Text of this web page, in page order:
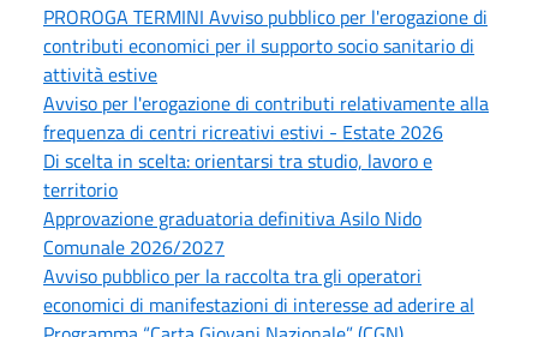
PROROGA TERMINI Avviso pubblico per l'erogazione di
contributi economici per il supporto socio sanitario di
attività estive
Avviso per l'erogazione di contributi relativamente alla
frequenza di centri ricreativi estivi - Estate 2026
Di scelta in scelta: orientarsi tra studio, lavoro e
territorio
Approvazione graduatoria definitiva Asilo Nido
Comunale 2026/2027
Avviso pubblico per la raccolta tra gli operatori
economici di manifestazioni di interesse ad aderire al